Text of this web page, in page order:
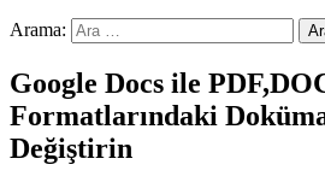
Arama:
Google Docs ile
Formatlarındaki
Değiştirin